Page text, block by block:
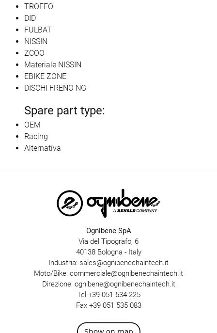
TROFEO
DID
FULBAT
NISSIN
ZCOO
Materiale NISSIN
EBIKE ZONE
DISCHI FRENO NG
Spare part type:
OEM
Racing
Alternativa
Ognibene SpA
Via del Tipografo, 6
40138 Bologna - Italy
Industria: sales@ognibenechaintech.it
Moto/Bike: commerciale@ognibenechaintech.it
Direzione: ognibene@ognibenechaintech.it
Tel +39 051 534 225
Fax +39 051 535 083